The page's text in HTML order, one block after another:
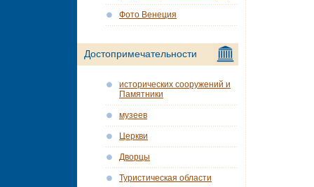
Фото Венеция
Достопримечательности
исторических сооружений и
Памятники
музеев
Церкви
Дворцы
Туристическая области